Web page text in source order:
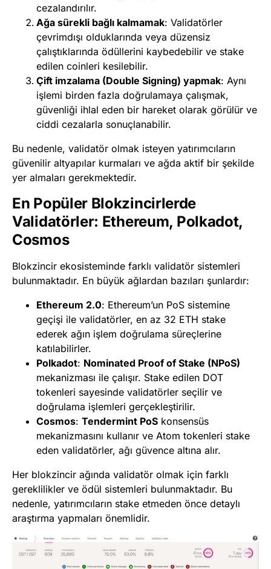
cezalandırılır.
Ağa sürekli bağlı kalmamak: Validatörler
çevrimdışı olduklarında veya düzensiz
çalıştıklarında ödüllerini kaybedebilir ve stake
edilen coinleri kesilebilir.
Çift imzalama (Double Signing) yapmak: Aynı
işlemi birden fazla doğrulamaya çalışmak,
güvenliği ihlal eden bir hareket olarak görülür ve
ciddi cezalarla sonuçlanabilir.
Bu nedenle, validatör olmak isteyen yatırımcıların
güvenilir altyapılar kurmaları ve ağda aktif bir şekilde
yer almaları gerekmektedir.
En Popüler Blokzincirlerde
Validatörler: Ethereum, Polkadot,
Cosmos
Blokzincir ekosisteminde farklı validatör sistemleri
bulunmaktadır. En büyük ağlardan bazıları şunlardır:
Ethereum 2.0: Ethereum’un PoS sistemine
geçişi ile validatörler, en az 32 ETH stake
ederek ağın işlem doğrulama süreçlerine
katılabilirler.
Polkadot: Nominated Proof of Stake (NPoS)
mekanizması ile çalışır. Stake edilen DOT
tokenleri sayesinde validatörler seçilir ve
doğrulama işlemleri gerçekleştirilir.
Cosmos: Tendermint PoS konsensüs
mekanizmasını kullanır ve Atom tokenleri stake
eden validatörler, ağı güvence altına alır.
Her blokzincir ağında validatör olmak için farklı
gereklilikler ve ödül sistemleri bulunmaktadır. Bu
nedenle, yatırımcıların stake etmeden önce detaylı
araştırma yapmaları önemlidir.